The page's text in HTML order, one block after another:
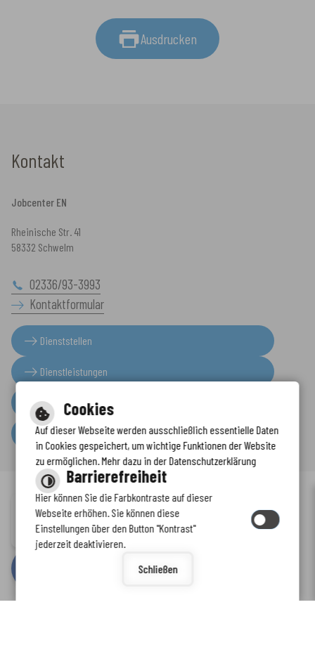
Ausdrucken
Kontakt
Jobcenter EN
Rheinische Str. 41
58332 Schwelm
02336/93-3993
Kontaktformular
Dienststellen
Dienstleistungen
Presseinformationen
Serviceportal
Inhalt-Impressum-Datenschutzerklärung Kontaktformular -
Barrierefreiheit
bycm citymedia GmbH
Immer auf dem neuesten Stand
www.enkreis.de möchte Ihnen Benachrichtigungen senden
Cookies
Auf dieser Webseite werden ausschließlich essentielle Daten
in Cookies gespeichert, um wichtige Funktionen der Website
zu ermöglichen. Mehr dazu in der Datenschutzerklärung
Barrierefreiheit
Hier können Sie die Farbkontraste auf dieser
Webseite erhöhen. Sie können diese
Einstellungen über den Button "Kontrast"
jederzeit deaktivieren.
Schließen